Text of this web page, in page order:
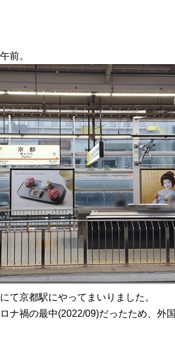
前。
て京都駅にやってまいりました。
ナ禍の最中(2022/09)だったため、外